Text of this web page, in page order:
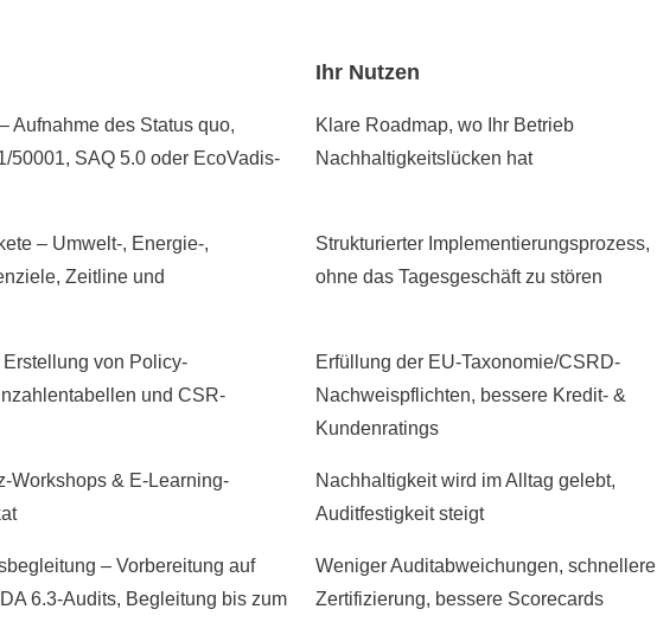
Ihr Nutzen
Ihr Nutzen
Aufnahme des Status quo,
50001, SAQ 5.0 oder EcoVadis-
Klare Roadmap, wo Ihr Betrieb
Nachhaltigkeitslücken hat
– Umwelt-, Energie-,
Zeitline und
Strukturierter Implementierungsprozess,
ohne das Tagesgeschäft zu stören
von Policy-
und CSR-
Erfüllung der EU-Taxonomie/CSRD-
Nachweispflichten, bessere Kredit- &
Kundenratings
Workshops & E-Learning-
Nachhaltigkeit wird im Alltag gelebt,
Auditfestigkeit steigt
– Vorbereitung auf
6.3-Audits, Begleitung bis zum
Weniger Auditabweichungen, schnellere
Zertifizierung, bessere Scorecards